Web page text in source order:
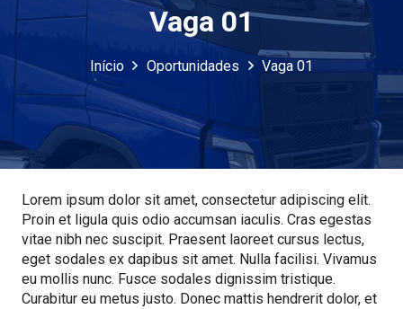
Vaga 01
Início Oportunidades Vaga 01
Lorem ipsum dolor sit amet, consectetur adipiscing elit.
Proin et ligula quis odio accumsan iaculis. Cras egestas
vitae nibh nec suscipit. Praesent laoreet cursus lectus,
eget sodales ex dapibus sit amet. Nulla facilisi. Vivamus
eu mollis nunc. Fusce sodales dignissim tristique.
Curabitur eu metus justo. Donec mattis hendrerit dolor, et